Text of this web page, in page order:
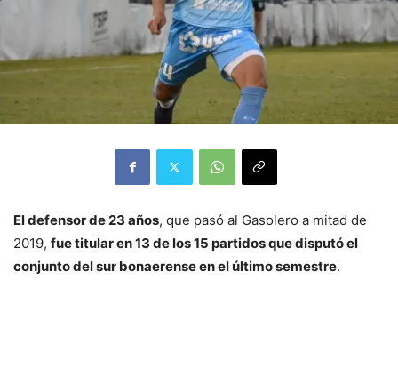
El defensor de 23 años, que pasó al Gasolero a mitad de
2019, fue titular en 13 de los 15 partidos que disputó el
conjunto del sur bonaerense en el último semestre.